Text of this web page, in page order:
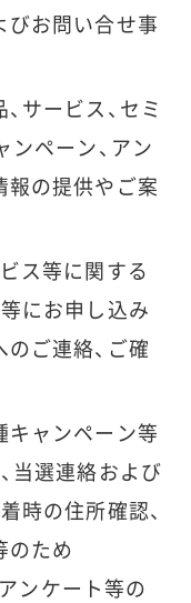
びお問い合せ事
サービス、セミ
ンペーン、アン
報の提供やご案
ス等に関する
にお申し込み
ご連絡、ご確
キャンペーン等
当選連絡および
時の住所確認、
のため
ンケート等の